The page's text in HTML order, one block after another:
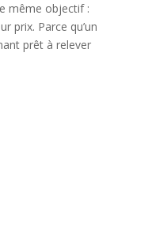
même objectif :
prix. Parce qu’un
prêt à relever